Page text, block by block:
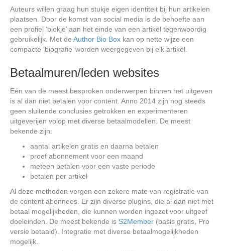
Auteurs willen graag hun stukje eigen identiteit bij hun artikelen
plaatsen. Door de komst van social media is de behoefte aan
een profiel ‘blokje’ aan het einde van een artikel tegenwoordig
gebruikelijk. Met de Author Bio Box kan op nette wijze een
compacte ‘biografie’ worden weergegeven bij elk artikel.
Betaalmuren/leden websites
Eén van de meest besproken onderwerpen binnen het uitgeven
is al dan niet betalen voor content. Anno 2014 zijn nog steeds
geen sluitende conclusies getrokken en experimenteren
uitgeverijen volop met diverse betaalmodellen. De meest
bekende zijn:
aantal artikelen gratis en daarna betalen
proef abonnement voor een maand
meteen betalen voor een vaste periode
betalen per artikel
Al deze methoden vergen een zekere mate van registratie van
de content abonnees. Er zijn diverse plugins, die al dan niet met
betaal mogelijkheden, die kunnen worden ingezet voor uitgeef
doeleinden. De meest bekende is S2Member (basis gratis, Pro
versie betaald). Integratie met diverse betaalmogelijkheden
mogelijk.